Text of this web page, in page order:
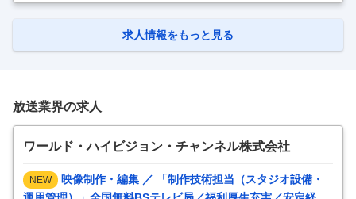
域の戦略構築・事業推進 ・リテールメディア領域での戦略構築・事業推
ンニング利活用の研究 ・海外放送局の取り組み研究・日本へのローカラ
求人情報をもっと見る
放送業界の求人
ワールド・ハイビジョン・チャンネル株式会社
NEW
映像制作・編集 ／ 「制作技術担当（スタジオ設備・